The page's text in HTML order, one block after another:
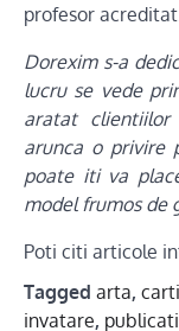
profesor
Dorexim s-a
lucru se vede
aratat
arunca o privire
poate iti va
model frumos de
Poti citi articole
Tagged arta, carti
invatare,